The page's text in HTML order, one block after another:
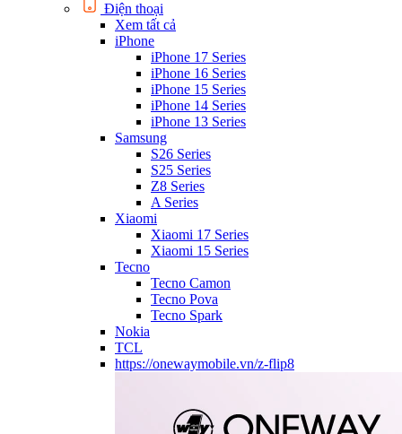
Điện thoại
Xem tất cả
iPhone
iPhone 17 Series
iPhone 16 Series
iPhone 15 Series
iPhone 14 Series
iPhone 13 Series
Samsung
S26 Series
S25 Series
Z8 Series
A Series
Xiaomi
Xiaomi 17 Series
Xiaomi 15 Series
Tecno
Tecno Camon
Tecno Pova
Tecno Spark
Nokia
TCL
https://onewaymobile.vn/z-flip8